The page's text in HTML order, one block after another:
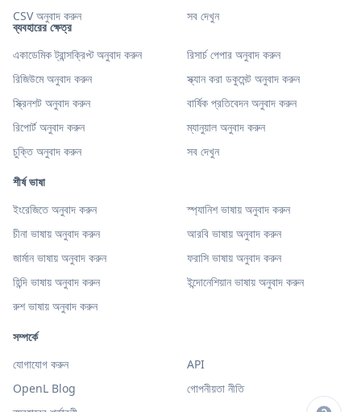
ব্যবহারের ক্ষেত্র
একাডেমিক ট্রান্সক্রিপ্ট অনুবাদ করুন
রিসার্চ পেপার অনুবাদ করুন
রিজিউমে অনুবাদ করুন
স্ক্যান করা ডকুমেন্ট অনুবাদ করুন
স্ক্রিনশট অনুবাদ করুন
বার্ষিক প্রতিবেদন অনুবাদ করুন
রিপোর্ট অনুবাদ করুন
ম্যানুয়াল অনুবাদ করুন
চুক্তি অনুবাদ করুন
সব দেখুন
শীর্ষ ভাষা
ইংরেজিতে অনুবাদ করুন
স্প্যানিশ ভাষায় অনুবাদ করুন
চীনা ভাষায় অনুবাদ করুন
আরবি ভাষায় অনুবাদ করুন
জার্মান ভাষায় অনুবাদ করুন
ফরাসি ভাষায় অনুবাদ করুন
হিন্দি ভাষায় অনুবাদ করুন
ইন্দোনেশিয়ান ভাষায় অনুবাদ করুন
রুশ ভাষায় অনুবাদ করুন
CSV অনুবাদ করুন
সব দেখুন
সম্পর্কে
যোগাযোগ করুন
API
OpenL Blog
গোপনীয়তা নীতি